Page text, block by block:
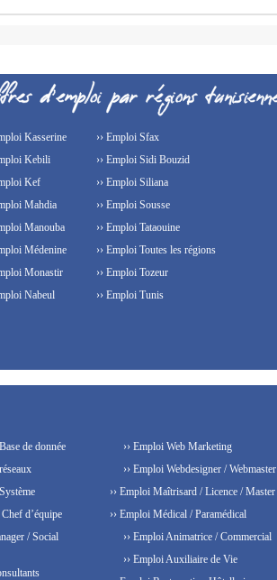
Kasserine
Kebili
Kef
Mahdia
Manouba
Médenine
Monastir
Nabeul
›› Emploi Sfax
›› Emploi Sidi Bouzid
›› Emploi Siliana
›› Emploi Sousse
›› Emploi Tataouine
›› Emploi Toutes les régions
›› Emploi Tozeur
›› Emploi Tunis
de donnée
d’équipe
/ Social
›› Emploi Web Marketing
›› Emploi Webdesigner / Webmaster
›› Emploi Maîtrisard / Licence / Master
›› Emploi Médical / Paramédical
›› Emploi Animatrice / Commercial
›› Emploi Auxiliaire de Vie